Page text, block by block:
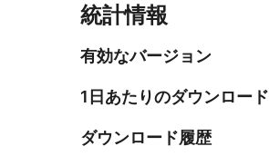
統計情報
有効なバージョン
1日あたりのダウンロード
ダウンロード履歴